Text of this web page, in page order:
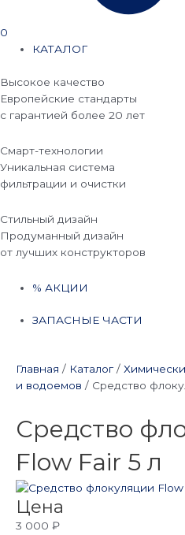
0
КАТАЛОГ
Высокое качество
Европейские стандарты
с гарантией более 20 лет
Смарт-технологии
Уникальная система
фильтрации и очистки
Стильный дизайн
Продуманный дизайн
от лучших конструкторов
% АКЦИИ
ЗАПАСНЫЕ ЧАСТИ
Главная / Каталог /
и водоемов / Средство
Средство
Flow Fair 5 л
Цена
3 000 ₽